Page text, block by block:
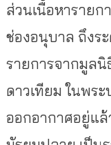
ส่วนเนื้อหาราย
ช่องอนุบาล ถึงร
รายการจากมูล
ดาวเทียม ในพร
ออกอากาศอยู่แ